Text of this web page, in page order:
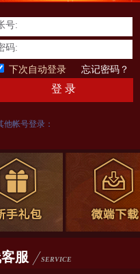
号:
码:
下次自动登录 忘记密码？
登 录
他帐号登录：
服 SERVICE